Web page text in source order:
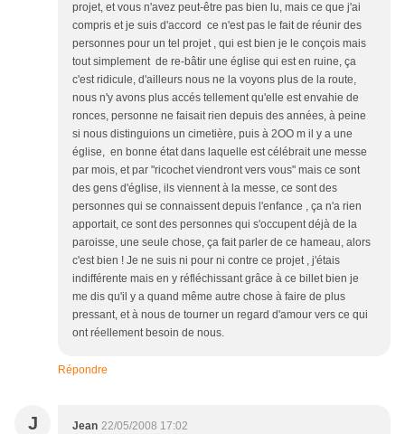
projet, et vous n'avez peut-être pas bien lu, mais ce que j'ai
compris et je suis d'accord ce n'est pas le fait de réunir des
personnes pour un tel projet , qui est bien je le conçois mais
tout simplement de re-bâtir une église qui est en ruine, ça
c'est ridicule, d'ailleurs nous ne la voyons plus de la route,
nous n'y avons plus accés tellement qu'elle est envahie de
ronces, personne ne faisait rien depuis des années, à peine
si nous distinguions un cimetière, puis à 2OO m il y a une
église, en bonne état dans laquelle est célébrait une messe
par mois, et par "ricochet viendront vers vous" mais ce sont
des gens d'église, ils viennent à la messe, ce sont des
personnes qui se connaissent depuis l'enfance , ça n'a rien
apportait, ce sont des personnes qui s'occupent déjà de la
paroisse, une seule chose, ça fait parler de ce hameau, alors
c'est bien ! Je ne suis ni pour ni contre ce projet , j'étais
indifférente mais en y réfléchissant grâce à ce billet bien je
me dis qu'il y a quand même autre chose à faire de plus
pressant, et à nous de tourner un regard d'amour vers ce qui
ont réellement besoin de nous.
Répondre
J Jean 22/05/2008 17:02